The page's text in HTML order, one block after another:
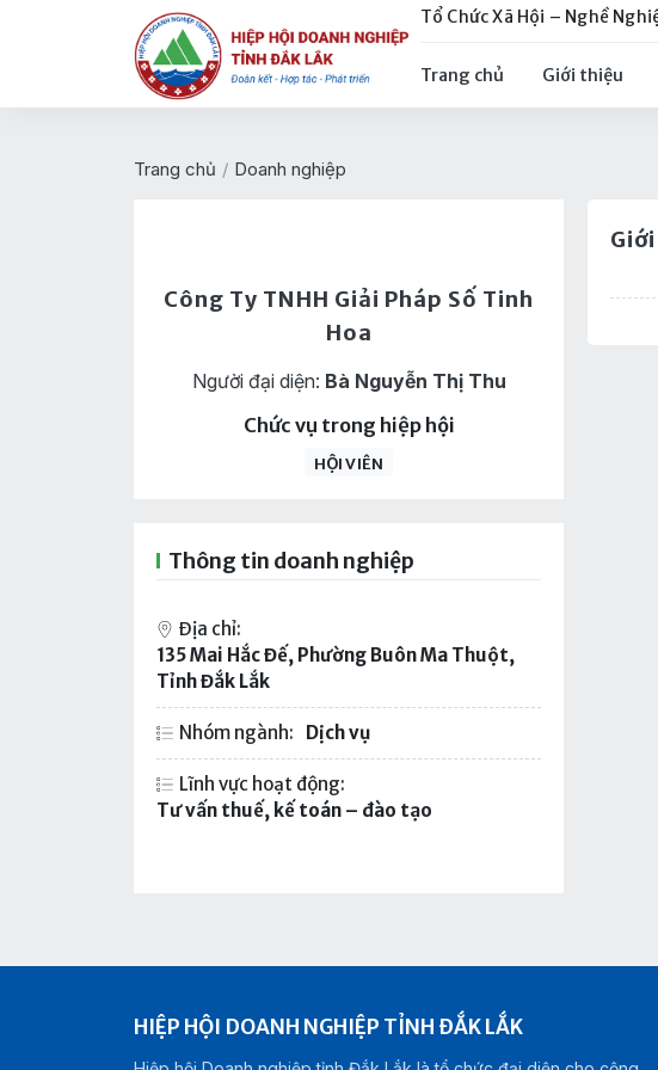
Tổ Chức Xã Hội – Nghề
Trang chủ Giới thiệu
Trang chủ / Doanh nghiệp
Công Ty TNHH Giải Pháp Số Tinh
Hoa
Người đại diện: Bà Nguyễn Thị Thu
Chức vụ trong hiệp hội
HỘI VIÊN
Thông tin doanh nghiệp
Địa chỉ:
135 Mai Hắc Đế, Phường Buôn Ma Thuột,
Tỉnh Đắk Lắk
Nhóm ngành: Dịch vụ
Lĩnh vực hoạt động:
Tư vấn thuế, kế toán – đào tạo
HIỆP HỘI DOANH NGHIỆP TỈNH ĐẮK LẮK